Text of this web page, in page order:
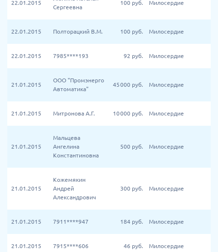
22.01.2015
Сергеевна
100 руб. Милосердие
22.01.2015 Полторацкий В.М. 100 руб. Милосердие
22.01.2015 7985****193 92 руб. Милосердие
21.01.2015
ООО "Промэнерго
Автоматика"
45 000 руб. Милосердие
21.01.2015 Митронова А.Г. 10 000 руб. Милосердие
21.01.2015
Мальцева
Ангелина
Константиновна
500 руб. Милосердие
21.01.2015
Кожемякин
Андрей
Александрович
300 руб. Милосердие
21.01.2015 7911****947 184 руб. Милосердие
21.01.2015 7915****606 46 руб. Милосердие